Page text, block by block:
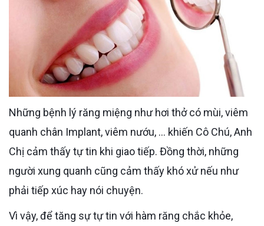
Những bệnh lý răng miệng như hơi thở có mùi, viêm
quanh chân Implant, viêm nướu, … khiến Cô Chú, Anh
Chị cảm thấy tự tin khi giao tiếp. Đồng thời, những
người xung quanh cũng cảm thấy khó xử nếu như
phải tiếp xúc hay nói chuyện.
Vì vậy, để tăng sự tự tin với hàm răng chắc khỏe,